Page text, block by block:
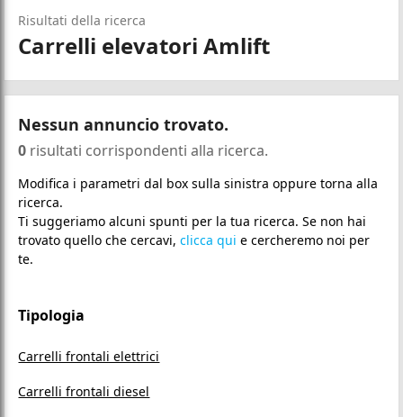
Risultati della ricerca
Carrelli elevatori Amlift
Nessun annuncio trovato.
0 risultati corrispondenti alla ricerca.
Modifica i parametri dal box sulla sinistra oppure torna alla
ricerca.
Ti suggeriamo alcuni spunti per la tua ricerca. Se non hai
trovato quello che cercavi,clicca qui e cercheremo noi per
te.
Tipologia
Carrelli frontali elettrici
Carrelli frontali diesel